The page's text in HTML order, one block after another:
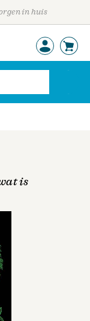
in huis
is